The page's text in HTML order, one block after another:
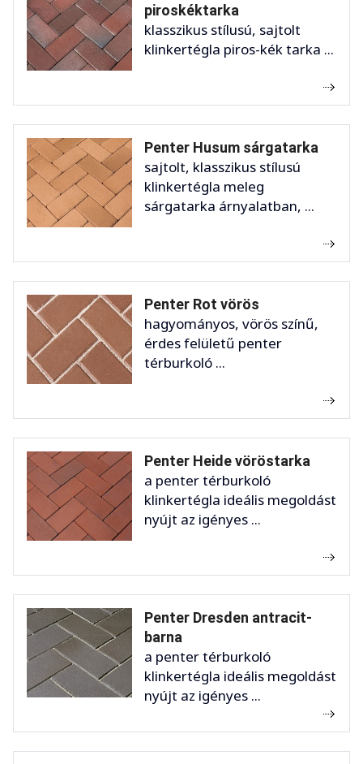
piroskéktarka
klasszikus stílusú, sajtolt
klinkertégla piros-kék tarka ...
Penter Husum sárgatarka
sajtolt, klasszikus stílusú
klinkertégla meleg
sárgatarka árnyalatban, ...
Penter Rot vörös
hagyományos, vörös színű,
érdes felületű penter
térburkoló ...
Penter Heide vöröstarka
a penter térburkoló
klinkertégla ideális megoldást
nyújt az igényes ...
Penter Dresden antracit-
barna
a penter térburkoló
klinkertégla ideális megoldást
nyújt az igényes ...